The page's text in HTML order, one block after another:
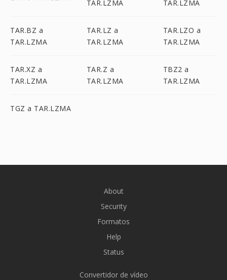
TAR.LZMA
TAR.LZMA
TAR.BZ a
TAR.LZMA
TAR.LZ a
TAR.LZMA
TAR.LZO a
TAR.LZMA
TAR.XZ a
TAR.LZMA
TAR.Z a
TAR.LZMA
TBZ2 a
TAR.LZMA
TGZ a TAR.LZMA
About
Security
Formatos
Help
Status
Convertidor de vídeo